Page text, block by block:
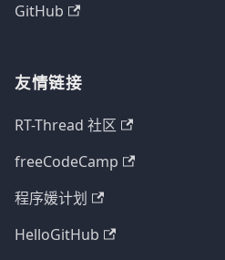
GitHub
友情链接
RT-Thread 社区
freeCodeCamp
程序媛计划
HelloGitHub